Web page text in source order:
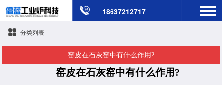
18637212717
分类列表
窑皮在石灰窑中有什么作用?
窑皮在石灰窑中有什么作用?